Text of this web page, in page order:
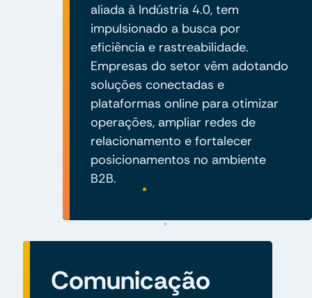
aliada à Indústria 4.0, tem
impulsionado a busca por
eficiência e rastreabilidade.
Empresas do setor vêm adotando
soluções conectadas e
plataformas online para otimizar
operações, ampliar redes de
relacionamento e fortalecer
posicionamentos no ambiente
B2B.
Comunicação